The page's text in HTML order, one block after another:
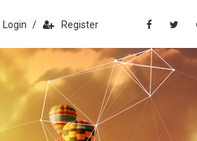
Login / Register